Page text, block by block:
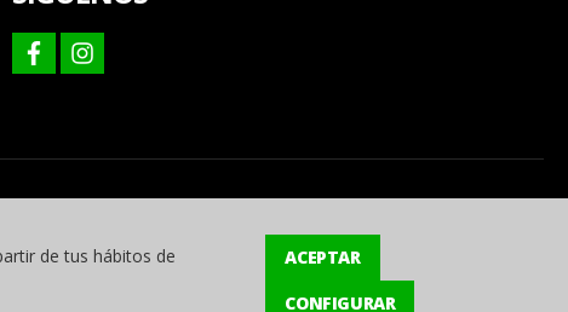
facebookinstagram
de tus hábitos de
ACEPTAR
CONFIGURAR